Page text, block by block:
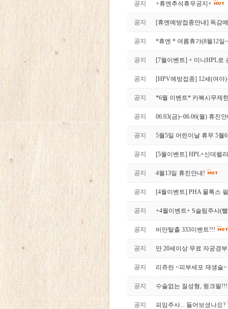
공지 +휴엔추석휴무공지+
공지 [휴엔예방접종안내] 독감
공지 *휴엔 * 여름휴가(8월12일
공지 [7월이벤트] + 미니HPL로
공지 [HPV예방접종] 12세(여아
공지 *6월 이벤트* 카복시무제
공지 06.03(금)~06.06(월) 휴진
공지 5월5일 어린이날 휴무 5월
공지 [5월이벤트] HPL+신데렐
공지 4월13일 휴진안내!
공지 [4월이벤트] PHA 물톡스
공지 +4월이벤트+ S슬림주사(
공지 비만탈출 333이벤트!!!
공지 만 20세이상 무료 자궁경
공지 리쥬란 <피부세포 재생술>
공지 수술없는 질성형, 윙크필!!!
공지 피임주사... 들어보셨나요?